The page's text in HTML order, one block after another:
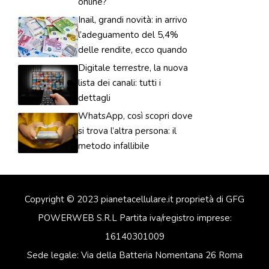
Inail, grandi novità: in arrivo
l’adeguamento del 5,4%
delle rendite, ecco quando
Digitale terrestre, la nuova
lista dei canali: tutti i
dettagli
WhatsApp, così scopri dove
si trova l’altra persona: il
metodo infallibile
Copyright © 2023 pianetacellulare.it proprietà di GFG
POWERWEB S.R.L Partita iva/registro imprese:
16140301009
Sede legale: Via della Batteria Nomentana 26 Roma